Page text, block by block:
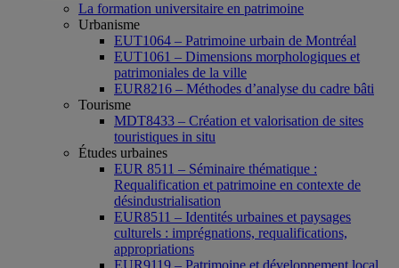
La formation universitaire en patrimoine
Urbanisme
EUT1064 – Patrimoine urbain de Montréal
EUT1061 – Dimensions morphologiques et
patrimoniales de la ville
EUR8216 – Méthodes d’analyse du cadre bâti
Tourisme
MDT8433 – Création et valorisation de sites
touristiques in situ
Études urbaines
EUR 8511 – Séminaire thématique :
Requalification et patrimoine en contexte de
désindustrialisation
EUR8511 – Identités urbaines et paysages
culturels : imprégnations, requalifications,
appropriations
EUR9119 – Patrimoine et développement local